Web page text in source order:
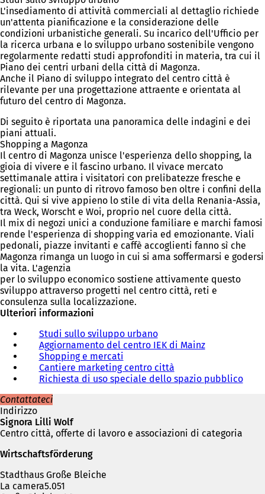
L'insediamento di attività commerciali al dettaglio richiede
un'attenta pianificazione e la considerazione delle
condizioni urbanistiche generali. Su incarico dell'Ufficio per
la ricerca urbana e lo sviluppo urbano sostenibile vengono
regolarmente redatti studi approfonditi in materia, tra cui il
Piano dei centri urbani della città di Magonza.
Anche il Piano di sviluppo integrato del centro città è
rilevante per una progettazione attraente e orientata al
futuro del centro di Magonza.
Di seguito è riportata una panoramica delle indagini e dei
piani attuali.
Shopping a Magonza
Il centro di Magonza unisce l'esperienza dello shopping, la
gioia di vivere e il fascino urbano. Il vivace mercato
settimanale attira i visitatori con prelibatezze fresche e
regionali: un punto di ritrovo famoso ben oltre i confini della
città. Qui si vive appieno lo stile di vita della Renania-Assia,
tra Weck, Worscht e Woi, proprio nel cuore della città.
Il mix di negozi unici a conduzione familiare e marchi famosi
rende l'esperienza di shopping varia ed emozionante. Viali
pedonali, piazze invitanti e caffè accoglienti fanno sì che
Magonza rimanga un luogo in cui si ama soffermarsi e godersi
la vita. L'agenzia
per lo sviluppo economico sostiene attivamente questo
sviluppo attraverso progetti nel centro città, reti e
consulenza sulla localizzazione.
Ulteriori informazioni
Studi sullo sviluppo urbano
Aggiornamento del centro IEK di Mainz
Shopping e mercati
Cantiere marketing centro città
Richiesta di uso speciale dello spazio pubblico
Contattateci
Indirizzo
Signora Lilli Wolf
Centro città, offerte di lavoro e associazioni di categoria
Wirtschaftsförderung
Stadthaus Große Bleiche
La camera5.051